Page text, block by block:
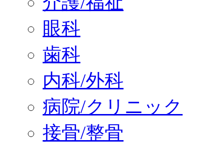
眼科
歯科
内科/外科
病院/クリニック
接骨/整骨